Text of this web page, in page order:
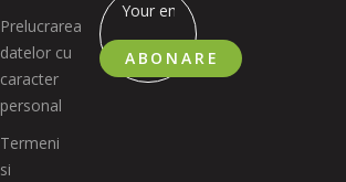
Prelucrarea
datelor cu
caracter
personal
Termeni
si
ABONARE